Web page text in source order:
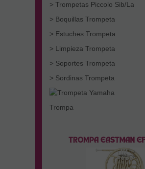
> Trompetas Piccolo Sib/La
> Boquillas Trompeta
> Estuches Trompeta
> Limpieza Trompeta
> Soportes Trompeta
> Sordinas Trompeta
Trompa